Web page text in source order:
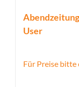
User
Für Preise